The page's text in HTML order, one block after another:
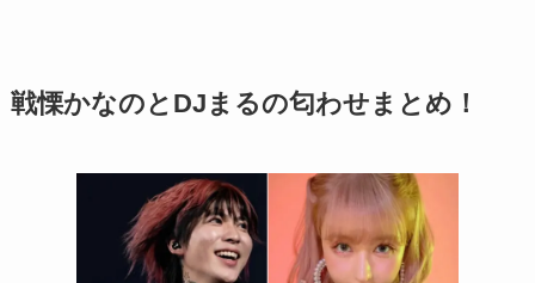
戦慄かなのとDJまるの匂わせまとめ！